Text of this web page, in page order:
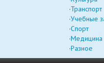
Транспорт
Учебные
Спорт
Медицина
Разное